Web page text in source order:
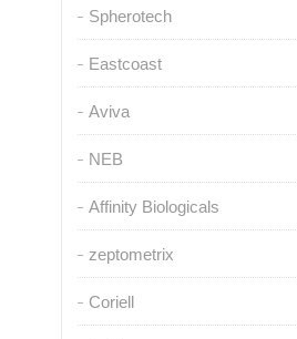
Spherotech
Eastcoast
Aviva
NEB
Affinity Biologicals
zeptometrix
Coriell